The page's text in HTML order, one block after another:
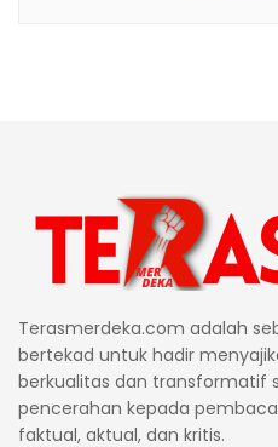
Terasmerdeka.com adalah
bertekad untuk hadir
berkualitas dan transformatif
pencerahan kepada
faktual, aktual, dan kritis.